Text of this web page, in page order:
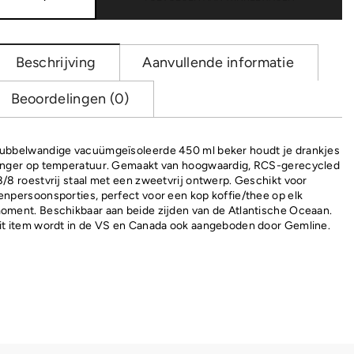
450
ML
aantal
Beschrijving Aanvullende informatie
Beoordelingen (0)
vacuümgeïsoleerde 450 ml beker houdt je drankjes
op temperatuur. Gemaakt van hoogwaardig, RCS-gerecycled
8 roestvrij staal met een zweetvrij ontwerp. Geschikt voor
perfect voor een kop koffie/thee op elk
Beschikbaar aan beide zijden van de Atlantische Oceaan.
item wordt in de VS en Canada ook aangeboden door Gemline.